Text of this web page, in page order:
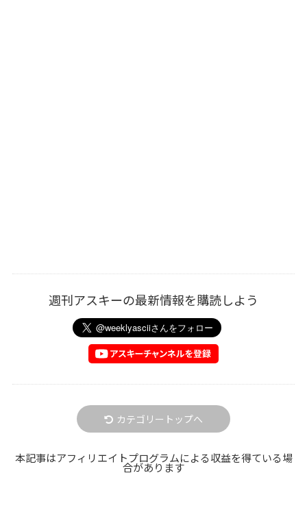
週刊アスキーの最新情報を購読しよう
カテゴリートップへ
本記事はアフィリエイトプログラムによる収益を得ている場
合があります